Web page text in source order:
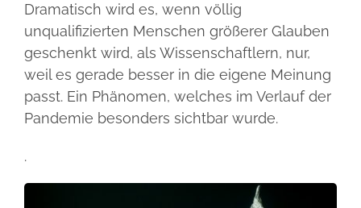
Dramatisch wird es, wenn völlig
unqualifizierten Menschen größerer Glauben
geschenkt wird, als Wissenschaftlern, nur,
weil es gerade besser in die eigene Meinung
passt. Ein Phänomen, welches im Verlauf der
Pandemie besonders sichtbar wurde.
.